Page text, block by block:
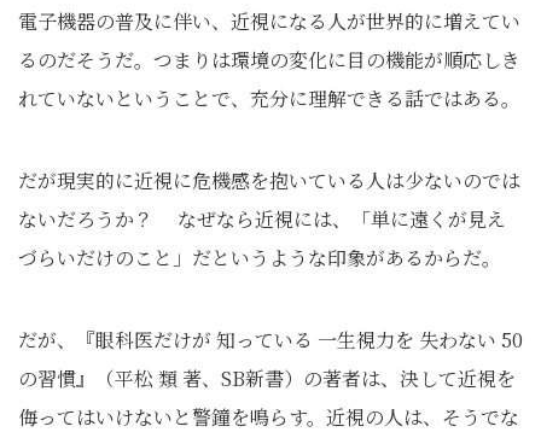
電子機器の普及に伴い、近視になる人が世界的に増えてい
るのだそうだ。つまりは環境の変化に目の機能が順応しき
れていないということで、充分に理解できる話ではある。
だが現実的に近視に危機感を抱いている人は少ないのでは
ないだろうか？ なぜなら近視には、「単に遠くが見え
づらいだけのこと」だというような印象があるからだ。
だが、『眼科医だけが 知っている 一生視力を 失わない 50
の習慣』（平松 類 著、SB新書）の著者は、決して近視を
侮ってはいけないと警鐘を鳴らす。近視の人は、そうでな